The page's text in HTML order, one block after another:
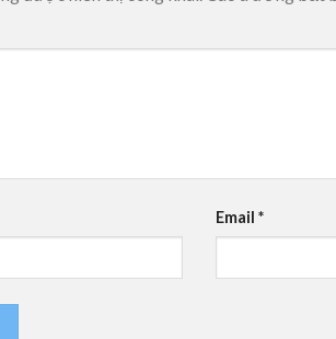
Email *